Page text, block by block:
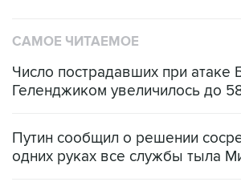
САМОЕ ЧИТАЕМОЕ
Число пострадавших при
Геленджиком увеличилось до
Путин сообщил о решении
одних руках все службы тыла